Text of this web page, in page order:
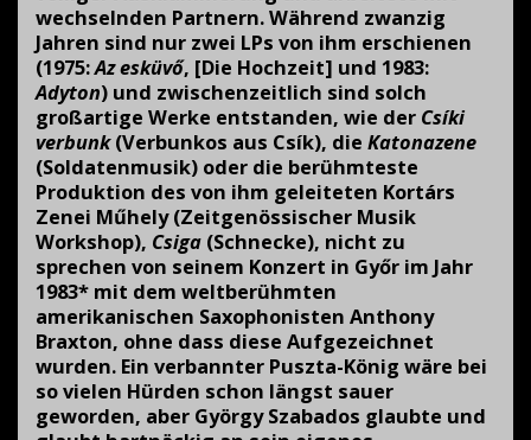
wechselnden Partnern. Während zwanzig
Jahren sind nur zwei LPs von ihm erschienen
(1975:Az esküvő, [Die Hochzeit] und 1983:
Adyton) und zwischenzeitlich sind solch
großartige Werke entstanden, wie der Csíki
verbunk(Verbunkos aus Csík), die Katonazene
(Soldatenmusik) oder die berühmteste
Produktion des von ihm geleiteten Kortárs
Zenei Műhely (Zeitgenössischer Musik
Workshop), Csiga (Schnecke), nicht zu
sprechen von seinem Konzert in Győr im Jahr
1983* mit dem weltberühmten
amerikanischen Saxophonisten Anthony
Braxton, ohne dass diese Aufgezeichnet
wurden. Ein verbannter Puszta-König wäre bei
so vielen Hürden schon längst sauer
geworden, aber György Szabados glaubte und